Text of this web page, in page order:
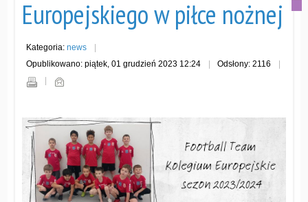
Europejskiego w piłce nożnej
Kategoria:news
Opublikowano: piątek, 01 grudzień 2023 12:24
Odsłony: 2116